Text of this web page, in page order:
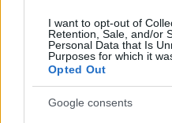
I want to opt-out of
Retention, Sale, and/or
Personal Data that Is
Purposes for which it
Opted Out
Google consents
A formációban köszöntheti
kontratenort, Edward
tenort, Christopher